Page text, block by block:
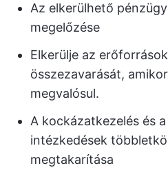
Az elkerülhető
megelőzése
Elkerülje az
összezavarását,
megvalósul.
A kockázatkezelés és
intézkedések
megtakarítása